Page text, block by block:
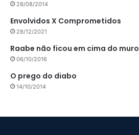
28/08/2014
Envolvidos X Comprometidos
28/12/2021
Raabe não ficou em cima do muro
06/10/2016
O prego do diabo
14/10/2014